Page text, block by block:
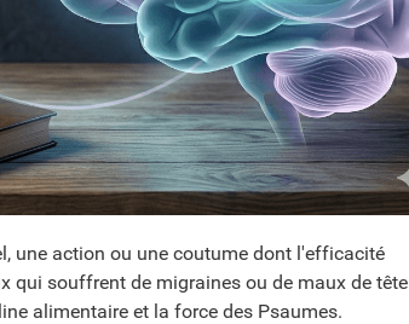
une action ou une coutume dont l'efficacité
qui souffrent de migraines ou de maux de tête
alimentaire et la force des Psaumes.